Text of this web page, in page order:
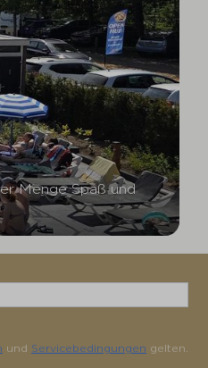
Menge Spaß und
und Servicebedingungen gelten.